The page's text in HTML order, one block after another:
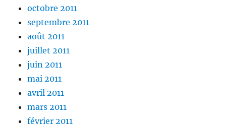
octobre 2011
septembre 2011
août 2011
juillet 2011
juin 2011
mai 2011
avril 2011
mars 2011
février 2011